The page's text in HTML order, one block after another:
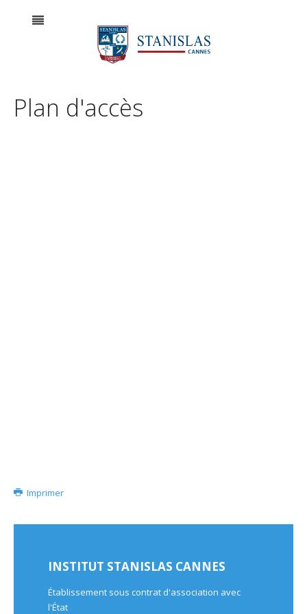
Plan d'accès
Imprimer
INSTITUT STANISLAS CANNES
Établissement sous contrat d'association avec
l'État